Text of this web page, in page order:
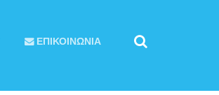
ΕΠΙΚΟΙΝΩΝΙΑ